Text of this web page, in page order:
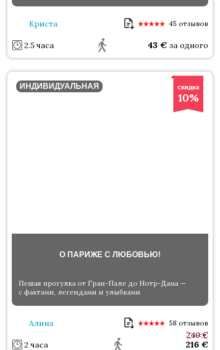
Криста 45 отзывов
2.5 часа 43 € за одного
10%
ИНДИВИДУАЛЬНАЯ
О ПАРИЖЕ С ЛЮБОВЬЮ!
Пешая прогулка от Гран-Пале до Нотр-Дама —
с фактами, легендами и улыбками
Алина 58 отзывов
2 часа 216 €
240 €